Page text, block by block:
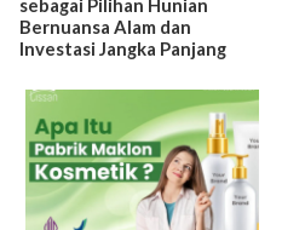
sebagai Pilihan Hunian
Bernuansa Alam dan
Investasi Jangka Panjang